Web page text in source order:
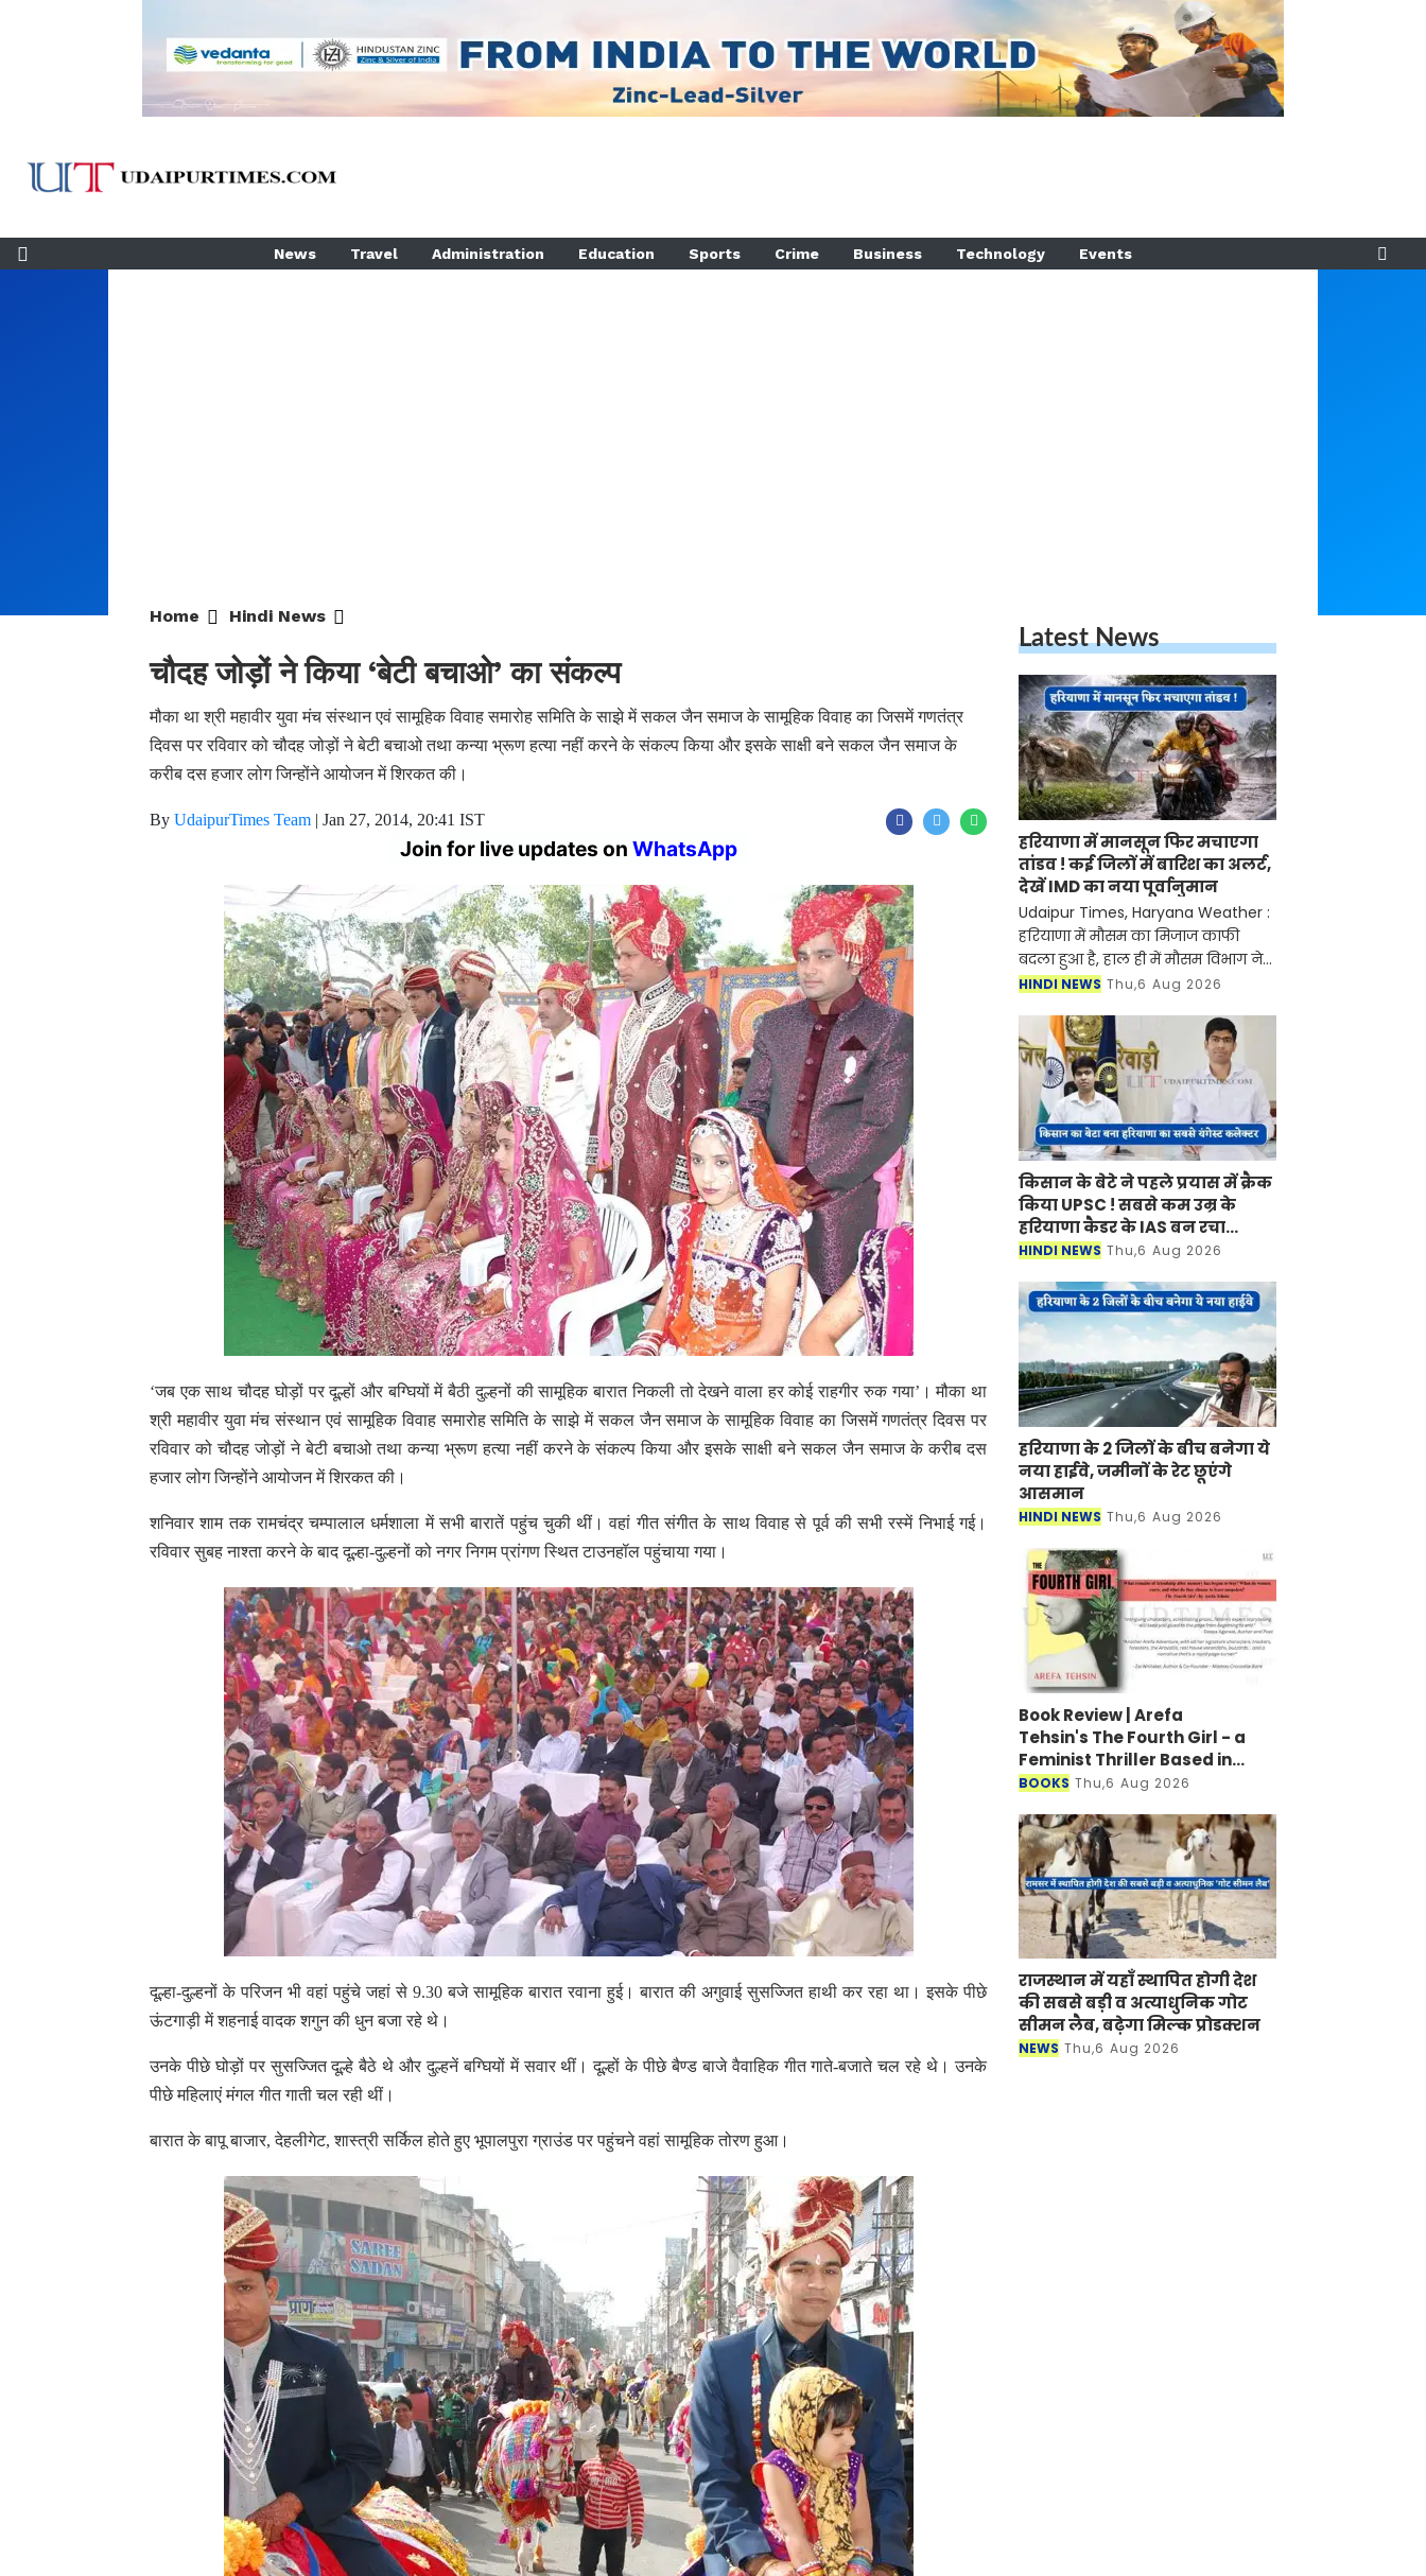
News Travel Administration Education Sports Crime Business Technology Events
Home Hindi News
चौदह जोड़ों ने किया ‘बेटी बचाओ’ का संकल्प
मौका था श्री महावीर युवा मंच संस्थान एवं सामूहिक विवाह समारोह समिति के साझे में सकल जैन समाज के सामूहिक विवाह का जिसमें गणतंत्र
दिवस पर रविवार को चौदह जोड़ों ने बेटी बचाओ तथा कन्या भ्रूण हत्या नहीं करने के संकल्प किया और इसके साक्षी बने सकल जैन समाज के
करीब दस हजार लोग जिन्होंने आयोजन में शिरकत की।
By UdaipurTimes Team Jan 27, 2014, 20:41 IST
Join for live updates onWhatsApp
‘जब एक साथ चौदह घोड़ों पर दूल्हों और बग्घियों में बैठी दुल्हनों की सामूहिक बारात निकली तो देखने वाला हर कोई राहगीर रुक गया’। मौका था
श्री महावीर युवा मंच संस्थान एवं सामूहिक विवाह समारोह समिति के साझे में सकल जैन समाज के सामूहिक विवाह का जिसमें गणतंत्र दिवस पर
रविवार को चौदह जोड़ों ने बेटी बचाओ तथा कन्या भ्रूण हत्या नहीं करने के संकल्प किया और इसके साक्षी बने सकल जैन समाज के करीब दस
हजार लोग जिन्होंने आयोजन में शिरकत की।
शनिवार शाम तक रामचंद्र चम्पालाल धर्मशाला में सभी बारातें पहुंच चुकी थीं। वहां गीत संगीत के साथ विवाह से पूर्व की सभी रस्में निभाई गई।
रविवार सुबह नाश्ता करने के बाद दूल्हा-दुल्हनों को नगर निगम प्रांगण स्थित टाउनहॉल पहुंचाया गया।
दूल्हा-दुल्हनों के परिजन भी वहां पहुंचे जहां से 9.30 बजे सामूहिक बारात रवाना हुई। बारात की अगुवाई सुसज्जित हाथी कर रहा था। इसके पीछे
ऊंटगाड़ी में शहनाई वादक शगुन की धुन बजा रहे थे।
उनके पीछे घोड़ों पर सुसज्जित दूल्हे बैठे थे और दुल्हनें बग्घियों में सवार थीं। दूल्हों के पीछे बैण्ड बाजे वैवाहिक गीत गाते-बजाते चल रहे थे। उनके
पीछे महिलाएं मंगल गीत गाती चल रही थीं।
बारात के बापू बाजार, देहलीगेट, शास्त्री सर्किल होते हुए भूपालपुरा ग्राउंड पर पहुंचने वहां सामूहिक तोरण हुआ।
Latest News
हरियाणा में मानसून फिर मचाएगा
तांडव ! कई जिलों में बारिश का अलर्ट,
देखें IMD का नया पूर्वानुमान
Udaipur Times, Haryana Weather :
हरियाणा में मौसम का मिजाज काफी बदला
हुआ है, हाल ही में मौसम विभाग ने नई रिपोर्ट
जारी करते हुए बताया है की प्रदेश में मानसून
फिर से सक्रिय होने वाला है। मौसम विभाग ने
HINDI NEWS Thu,6 Aug 2026
किसान के बेटे ने पहले प्रयास में क्रैक
किया UPSC ! सबसे कम उम्र के
हरियाणा कैडर के IAS बन रचा इतिहास
हरियाणा के 2 जिलों के बीच बनेगा ये
नया हाईवे, जमीनों के रेट छूएंगे
आसमान
HINDI NEWS Thu,6 Aug 2026
Book Review | Arefa Tehsin's The
Fourth Girl - a Feminist Thriller
Based in Udaipur and Colombo
BOOKS Thu,6 Aug 2026
राजस्थान में यहाँ स्थापित होगी देश की
सबसे बड़ी व अत्याधुनिक गोट सीमन